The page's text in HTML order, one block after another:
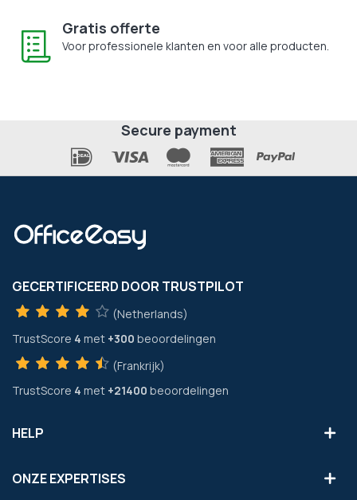
Gratis offerte
Voor professionele klanten en voor alle producten.
Secure payment
GECERTIFICEERD DOOR TRUSTPILOT
(Netherlands)
TrustScore 4 met +300 beoordelingen
(Frankrijk)
TrustScore 4 met +21400 beoordelingen
HELP
ONZE EXPERTISES